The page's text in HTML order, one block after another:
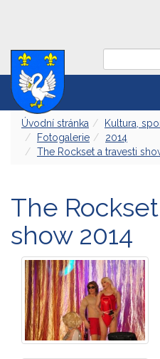
Úvodní stránka
Kultura,
Fotogalerie
2014
The Rockset a travesti
The
show 2014